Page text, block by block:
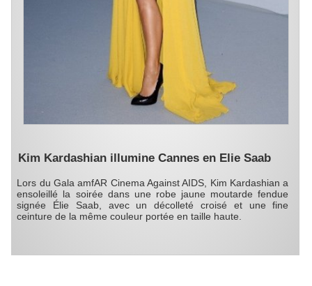
Kim Kardashian illumine Cannes en Elie Saab
Lors du Gala amfAR Cinema Against AIDS, Kim Kardashian a
ensoleillé la soirée dans une robe jaune moutarde fendue
signée Élie Saab, avec un décolleté croisé et une fine
ceinture de la même couleur portée en taille haute.